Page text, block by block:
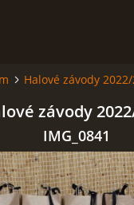
Halové závody
závody
IMG_0841